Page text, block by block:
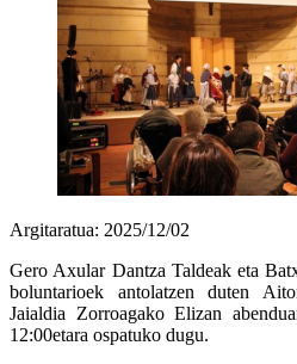
Argitaratua: 2025/12/02
Gero Axular Dantza Taldeak eta
boluntarioek antolatzen duten
Jaialdia Zorroagako Elizan
12:00etara ospatuko dugu.